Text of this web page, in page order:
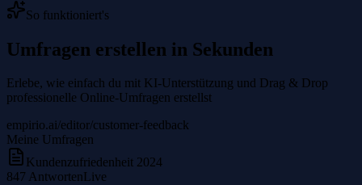
So funktioniert's
Umfragen erstellen in Sekunden
Erlebe, wie einfach du mit KI-Unterstützung und Drag & Drop
professionelle Online-Umfragen erstellst
empirio.ai/editor/customer-feedback
Meine Umfragen
Kundenzufriedenheit 2024
847 AntwortenLive